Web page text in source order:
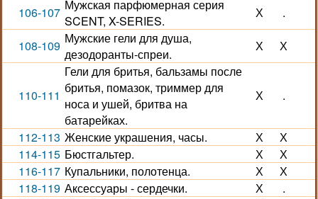
106-107 Мужская парфюмерная серия
SCENT, X-SERIES.
Х .
108-109 Мужские гели для душа,
дезодоранты-спреи.
Х Х
110-111
Гели для бритья, бальзамы после
бритья, помазок, триммер для
носа и ушей, бритва на
батарейках.
Х .
112-113 Женские украшения, часы. Х
Х
114-115 Бюстгальтер. Х
Х
116-117 Купальники, полотенца. Х
Х
118-119 Аксессуары - сердечки. Х
.